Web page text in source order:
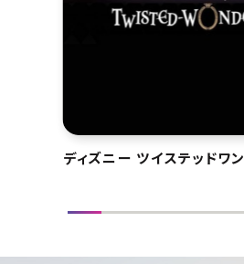
ディズニー ツイステッドワ